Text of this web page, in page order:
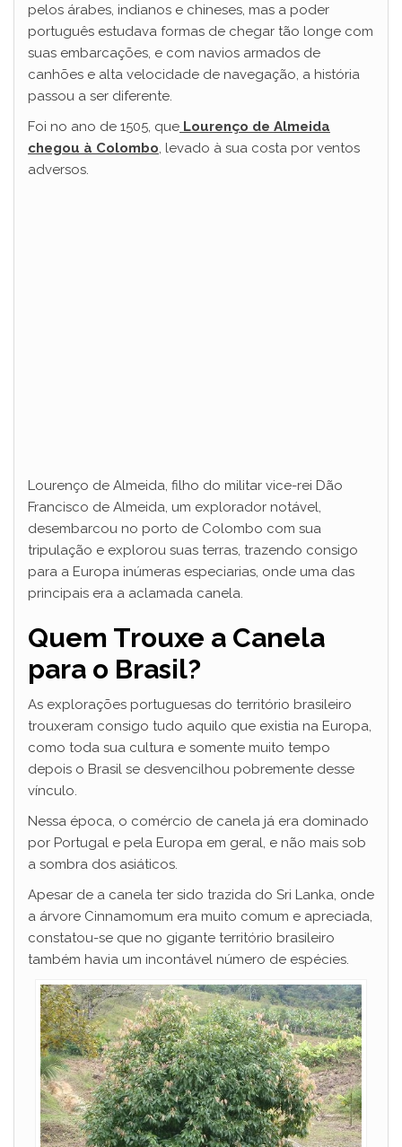
pelos árabes, indianos e chineses, mas a poder
português estudava formas de chegar tão longe com
suas embarcações, e com navios armados de
canhões e alta velocidade de navegação, a história
passou a ser diferente.
Foi no ano de 1505, que Lourenço de Almeida
chegou à Colombo, levado à sua costa por ventos
adversos.
Lourenço de Almeida, filho do militar vice-rei Dão
Francisco de Almeida, um explorador notável,
desembarcou no porto de Colombo com sua
tripulação e explorou suas terras, trazendo consigo
para a Europa inúmeras especiarias, onde uma das
principais era a aclamada canela.
Quem Trouxe a Canela
para o Brasil?
As explorações portuguesas do território brasileiro
trouxeram consigo tudo aquilo que existia na Europa,
como toda sua cultura e somente muito tempo
depois o Brasil se desvencilhou pobremente desse
vínculo.
Nessa época, o comércio de canela já era dominado
por Portugal e pela Europa em geral, e não mais sob
a sombra dos asiáticos.
Apesar de a canela ter sido trazida do Sri Lanka, onde
a árvore Cinnamomum era muito comum e apreciada,
constatou-se que no gigante território brasileiro
também havia um incontável número de espécies.